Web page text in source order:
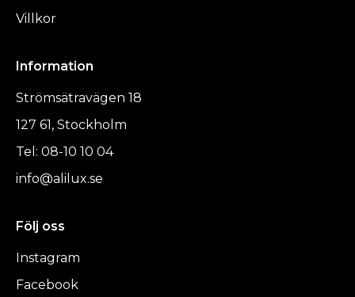
Villkor
Information
Strömsätravägen 18
127 61, Stockholm
Tel: 08-10 10 04
info@alilux.se
Följ oss
Instagram
Facebook